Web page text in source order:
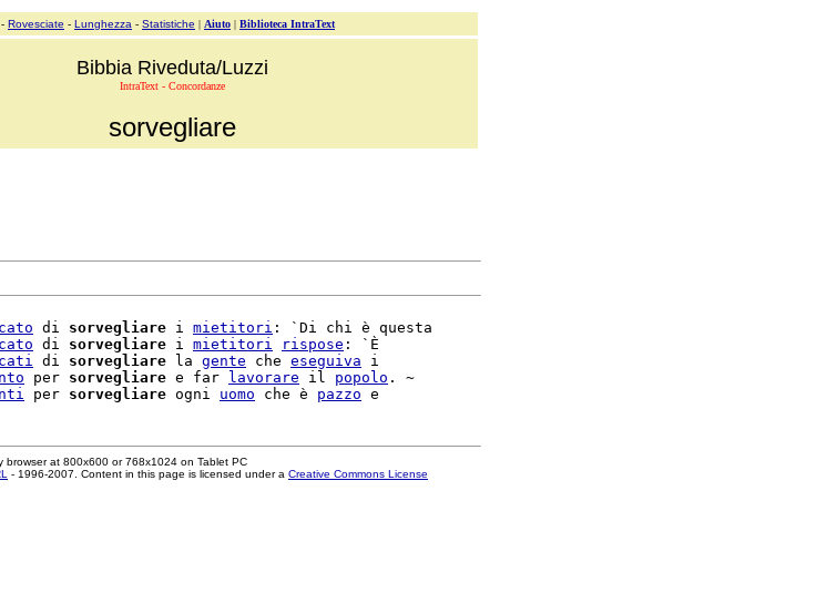
- Rovesciate - Lunghezza - Statistiche | Aiuto | Biblioteca IntraText
Bibbia Riveduta/Luzzi
IntraText - Concordanze
sorvegliare
di sorvegliare i mietitori : `Di chi è questa
di sorvegliare i mietitori rispose : `È
di sorvegliare la gente che eseguiva i
per sorvegliare e far lavorare il popolo . ~
per sorvegliare ogni uomo che è pazzo
browser at 800x600 or 768x1024 on Tablet PC
- 1996-2007. Content in this page is licensed under a Creative Commons License